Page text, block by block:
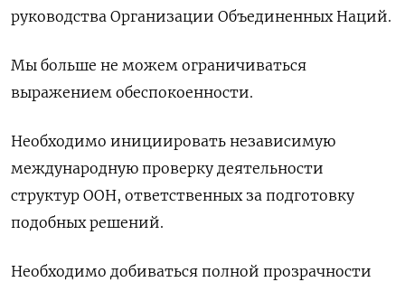
руководства Организации Объединенных Наций.
Мы больше не можем ограничиваться
выражением обеспокоенности.
Необходимо инициировать независимую
международную проверку деятельности
структур ООН, ответственных за подготовку
подобных решений.
Необходимо добиваться полной прозрачности